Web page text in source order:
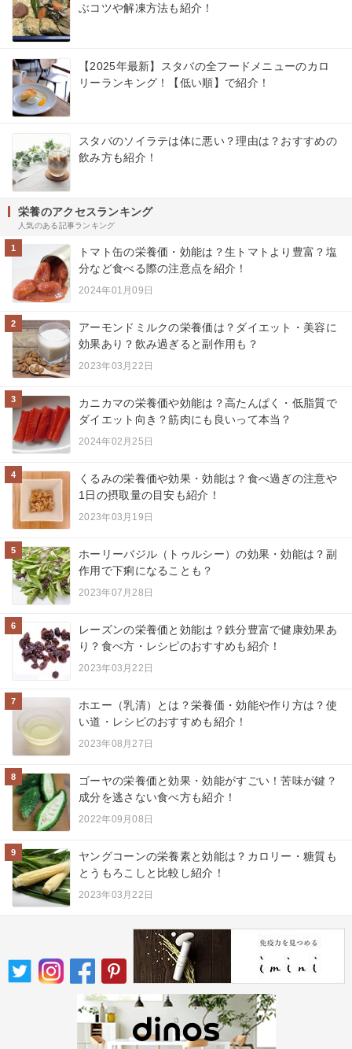
ぶコツや解凍方法も紹介！
【2025年最新】スタバの全フードメニューのカロ
リーランキング！【低い順】で紹介！
スタバのソイラテは体に悪い？理由は？おすすめの
飲み方も紹介！
栄養のアクセスランキング
人気のある記事ランキング
1
トマト缶の栄養価・効能は？生トマトより豊富？塩
分など食べる際の注意点を紹介！
2024年01月09日
2
アーモンドミルクの栄養価は？ダイエット・美容に
効果あり？飲み過ぎると副作用も？
2023年03月22日
3
カニカマの栄養価や効能は？高たんぱく・低脂質で
ダイエット向き？筋肉にも良いって本当？
2024年02月25日
4
くるみの栄養価や効果・効能は？食べ過ぎの注意や
1日の摂取量の目安も紹介！
2023年03月19日
5
ホーリーバジル（トゥルシー）の効果・効能は？副
作用で下痢になることも？
2023年07月28日
6
レーズンの栄養価と効能は？鉄分豊富で健康効果あ
り？食べ方・レシピのおすすめも紹介！
2023年03月22日
7
ホエー（乳清）とは？栄養価・効能や作り方は？使
い道・レシピのおすすめも紹介！
2023年08月27日
8
ゴーヤの栄養価と効果・効能がすごい！苦味が鍵？
成分を逃さない食べ方も紹介！
2022年09月08日
9
ヤングコーンの栄養素と効能は？カロリー・糖質も
とうもろこしと比較し紹介！
2023年03月22日